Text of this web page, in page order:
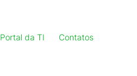
Portal da TI Contatos